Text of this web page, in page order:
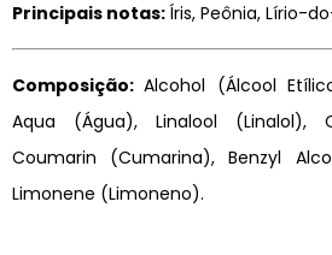
Principais notas:Íris, Peônia, Lírio-
Composição:Alcohol (Álcool
Aqua (Água), Linalool (Linalol),
Coumarin (Cumarina), Benzyl
Limonene (Limoneno).